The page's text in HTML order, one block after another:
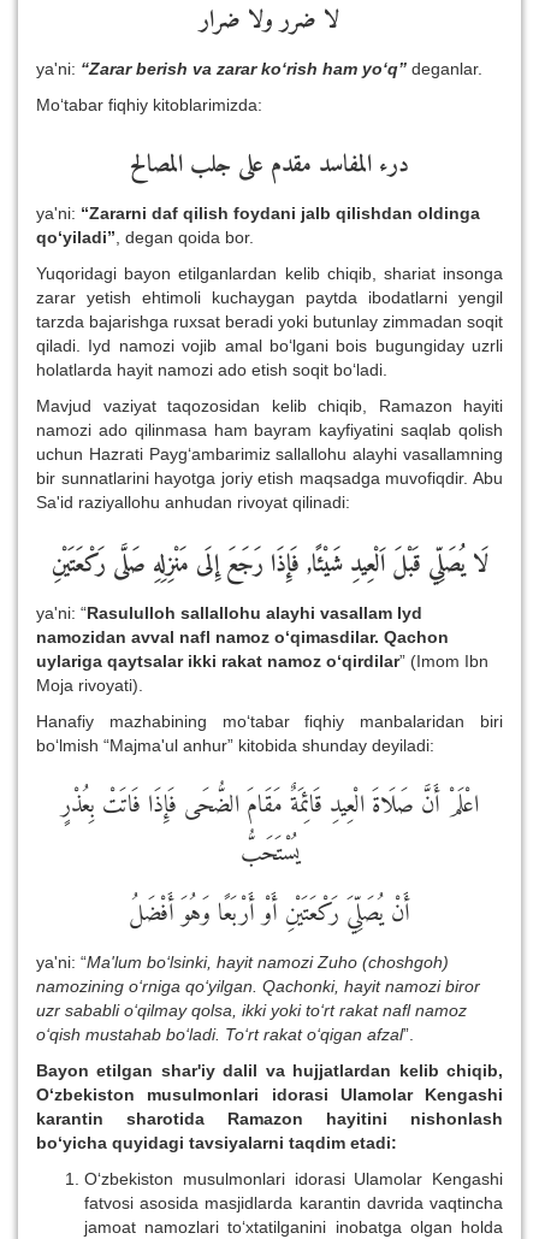
لا ضرر ولا ضرار
ya'ni: “Zarar berish va zarar ko‘rish ham yo‘q” deganlar.
Mo‘tabar fiqhiy kitoblarimizda:
درء المفاسد مقدم على جلب المصالح
ya'ni: “Zararni daf qilish foydani jalb qilishdan oldinga
qo‘yiladi” , degan qoida bor.
Yuqoridagi bayon etilganlardan kelib chiqib, shariat insonga
zarar yetish ehtimoli kuchaygan paytda ibodatlarni yengil
tarzda bajarishga ruxsat beradi yoki butunlay zimmadan soqit
qiladi. Iyd namozi vojib amal bo‘lgani bois bugungiday uzrli
holatlarda hayit namozi ado etish soqit bo‘ladi.
Mavjud vaziyat taqozosidan kelib chiqib, Ramazon hayiti
namozi ado qilinmasa ham bayram kayfiyatini saqlab qolish
uchun Hazrati Payg‘ambarimiz sallallohu alayhi vasallamning
bir sunnatlarini hayotga joriy etish maqsadga muvofiqdir. Abu
Sa'id raziyallohu anhudan rivoyat qilinadi:
لَا يُصَلِّي قَبْلَ اَلْعِيدِ شَيْئًا,فَإِذَا رَجَعَ إِلَى مَنْزِلِهِ صَلَّى رَكْعَتَيْنِ
ya'ni: “Rasululloh sallallohu alayhi vasallam Iyd
namozidan avval nafl namoz o‘qimasdilar. Qachon
uylariga qaytsalar ikki rakat namoz o‘qirdilar” (Imom Ibn
Moja rivoyati).
Hanafiy mazhabining mo‘tabar fiqhiy manbalaridan biri
bo‘lmish “Majma'ul anhur” kitobida shunday deyiladi:
اعْلَمْ أَنَّ صَلَاةَ الْعِيدِ قَائِمَةٌ مَقَامَ الضُّحَى فَإِذَا فَاتَتْ بِعُذْرٍ
يُسْتَحَبُّ
أَنْ يُصَلِّيَ رَكْعَتَيْنِ أَوْ أَرْبَعًا وَهُوَ أَفْضَلُ
ya'ni: “Ma'lum bo‘lsinki, hayit namozi Zuho (choshgoh)
namozining o‘rniga qo‘yilgan. Qachonki, hayit namozi biror
uzr sababli o‘qilmay qolsa, ikki yoki to‘rt rakat nafl namoz
o‘qish mustahab bo‘ladi. To‘rt rakat o‘qigan afzal”.
Bayon etilgan shar'iy dalil va hujjatlardan kelib chiqib,
O‘zbekiston musulmonlari idorasi Ulamolar Kengashi
karantin sharotida Ramazon hayitini nishonlash
bo‘yicha quyidagi tavsiyalarni taqdim etadi:
O‘zbekiston musulmonlari idorasi Ulamolar Kengashi
fatvosi asosida masjidlarda karantin davrida vaqtincha
jamoat namozlari to‘xtatilganini inobatga olgan holda